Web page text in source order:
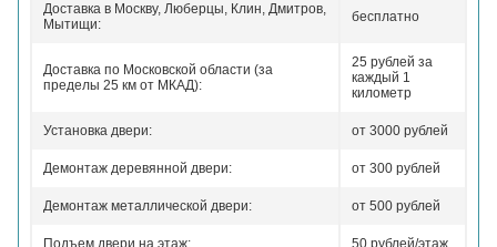
Доставка в Москву, Люберцы, Клин, Дмитров,
Мытищи:
бесплатно
Доставка по Московской области (за
пределы 25 км от МКАД):
25 рублей за
каждый 1
километр
Установка двери: от 3000 рублей
Демонтаж деревянной двери: от 300 рублей
Демонтаж металлической двери: от 500 рублей
Подъем двери на этаж: 50 рублей/этаж